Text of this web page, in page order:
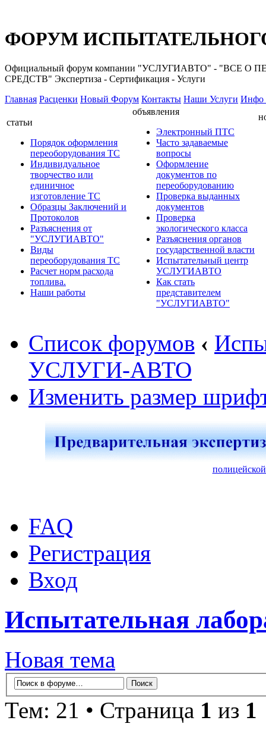
ФОРУМ
Официальный форум компании "УСЛУГИАВТО" -
СРЕДСТВ" Экспертиза - Сертификация - Услуги
Главная Расценки Новый Форум Контакты Наши Услуги Инфо
статьи
Порядок оформления
переоборудования ТС
Индивидуальное
творчество или
единичное
изготовление ТС
Образцы Заключений и
Протоколов
Разъяснения от
"УСЛУГИАВТО"
Виды
переоборудования ТС
Расчет норм расхода
топлива.
Наши работы
объявления
Электронный ПТС
Часто задаваемые
вопросы
Оформление
документов по
переоборудованию
Проверка выданных
документов
Проверка
экологического класса
Разъяснения органов
государственной власти
Испытательный центр
УСЛУГИАВТО
Как стать
представителем
"УСЛУГИАВТО"
Список форумов ‹
УСЛУГИ-АВТО
Изменить размер
FAQ
Регистрация
Вход
Испытательная
Новая тема
Тем: 21 • Страница 1 из 1